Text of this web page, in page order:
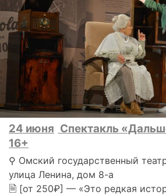
24 июня Спектакль
16+
⚲ Омский государственный
улица Ленина, дом 8-а
🗎 [от 250₽] — «Это редкая